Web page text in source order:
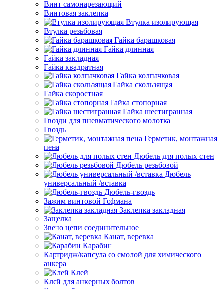
Винт самонарезающий
Винтовая заклепка
Втулка изолирующая
Втулка резьбовая
Гайка барашковая
Гайка длинная
Гайка закладная
Гайка квадратная
Гайка колпачковая
Гайка скользящая
Гайка скоростная
Гайка стопорная
Гайка шестигранная
Гвозди для пневматического молотка
Гвоздь
Герметик, монтажная
пена
Дюбель для полых стен
Дюбель резьбовой
Дюбель
универсальный /вставка
Дюбель-гвоздь
Зажим винтовой Гофмана
Заклепка закладная
Защелка
Звено цепи соединительное
Канат, веревка
Карабин
Картридж/капсула со смолой для химического
анкера
Клей
Клей для анкерных болтов